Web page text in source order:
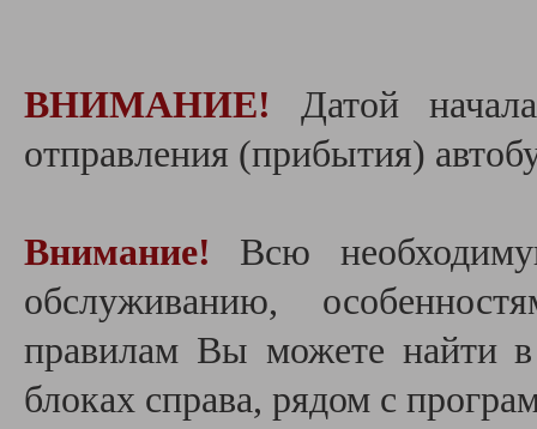
ВНИМАНИЕ! Датой
отправления (прибытия)
Внимание! Всю
обслуживанию,
правилам Вы можете найти
блоках справа, рядом с